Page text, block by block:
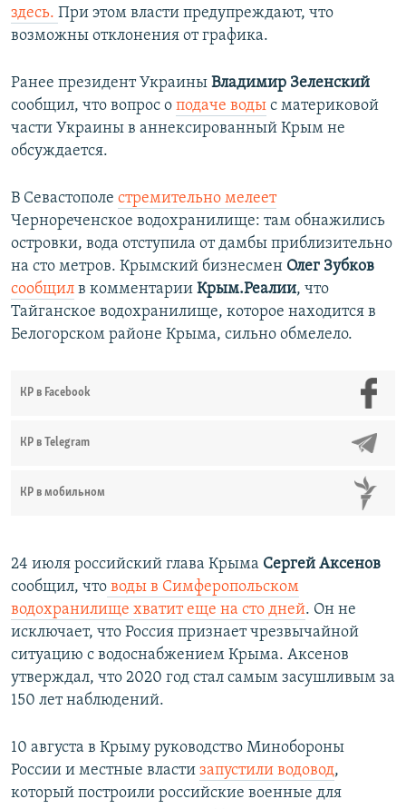
здесь. При этом власти предупреждают, что
возможны отклонения от графика.
Ранее президент Украины Владимир Зеленский
сообщил, что вопрос о подаче воды с материковой
части Украины в аннексированный Крым не
обсуждается.
В Севастополе стремительно мелеет
Чернореченское водохранилище: там обнажились
островки, вода отступила от дамбы приблизительно
на сто метров. Крымский бизнесмен Олег Зубков
сообщил в комментарии Крым.Реалии, что
Тайганское водохранилище, которое находится в
Белогорском районе Крыма, сильно обмелело.
КР в Facebook
КР в Telegram
КР в мобильном
24 июля российский глава Крыма Сергей Аксенов
сообщил, что воды в Симферопольском
водохранилище хватит еще на сто дней. Он не
исключает, что Россия признает чрезвычайной
ситуацию с водоснабжением Крыма. Аксенов
утверждал, что 2020 год стал самым засушливым за
150 лет наблюдений.
10 августа в Крыму руководство Минобороны
России и местные власти запустили водовод,
который построили российские военные для